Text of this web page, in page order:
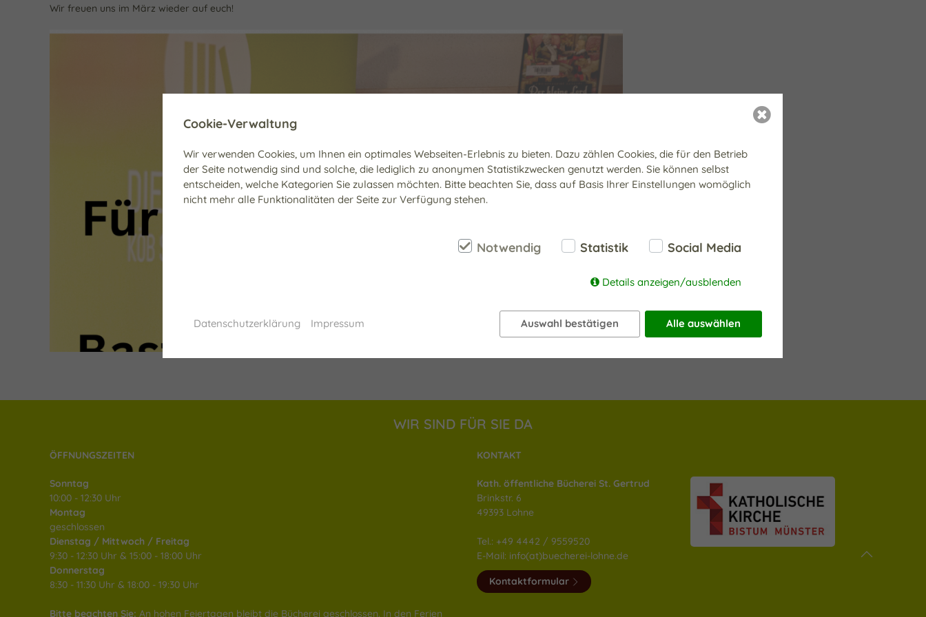
Wir freuen uns im März wieder auf euch!
WIR SIND FÜR SIE DA
ÖFFNUNGSZEITEN
Sonntag
10:00 - 12:30 Uhr
Montag
geschlossen
Dienstag / Mittwoch / Freitag
9:30 - 12:30 Uhr & 15:00 - 18:00 Uhr
Donnerstag
8:30 - 11:30 Uhr & 18:00 - 19:30 Uhr
Bitte beachten Sie: An hohen Feiertagen bleibt die Bücherei geschlossen. In den Ferien
KONTAKT
Kath. öffentliche Bücherei St. Gertrud
Brinkstr. 6
49393 Lohne
Tel.: +49 4442 / 9559520
E-Mail: info(at)buecherei-lohne.de
Kontaktformular
Cookie-Verwaltung
Wir verwenden Cookies, um Ihnen ein optimales Webseiten-Erlebnis zu bieten. Dazu zählen Cookies, die für den Betrieb
der Seite notwendig sind und solche, die lediglich zu anonymen Statistikzwecken genutzt werden. Sie können selbst
entscheiden, welche Kategorien Sie zulassen möchten. Bitte beachten Sie, dass auf Basis Ihrer Einstellungen womöglich
nicht mehr alle Funktionalitäten der Seite zur Verfügung stehen.
Notwendig Statistik Social Media
Details anzeigen/ausblenden
Auswahl bestätigen Alle auswählen
Datenschutzerklärung Impressum